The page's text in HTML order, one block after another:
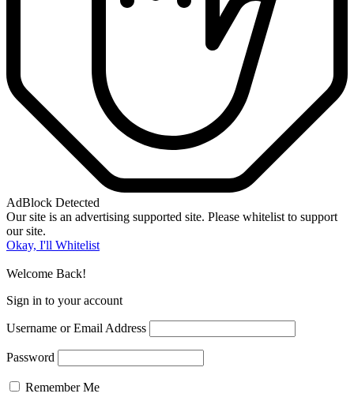
AdBlock Detected
Our site is an advertising supported site. Please whitelist to support
our site.
Okay, I'll Whitelist
Welcome Back!
Sign in to your account
Username or Email Address
Password
Remember Me